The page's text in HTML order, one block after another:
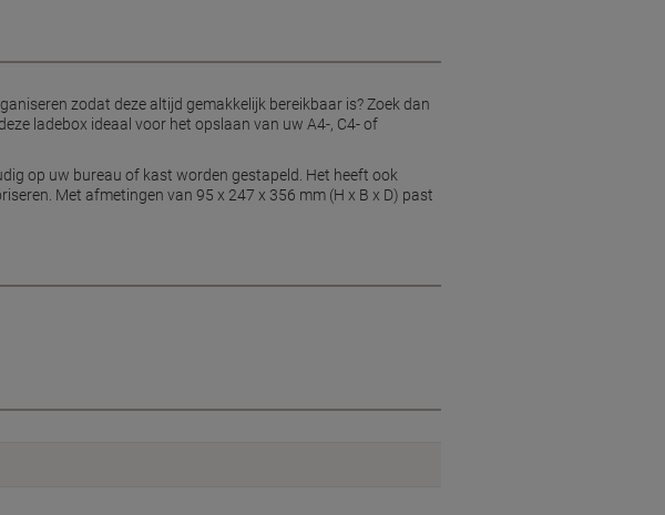
zodat deze altijd gemakkelijk bereikbaar is? Zoek dan
ladebox ideaal voor het opslaan van uw A4-, C4- of
op uw bureau of kast worden gestapeld. Het heeft ook
Met afmetingen van 95 x 247 x 356 mm (H x B x D) past